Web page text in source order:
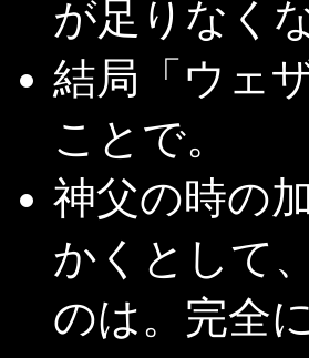
が足りなく
結局「ウェ
ことで。
神父の時の
かくとして
のは。完全